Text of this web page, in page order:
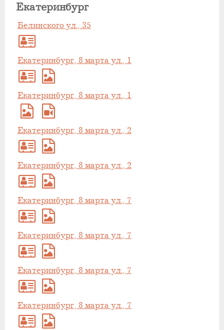
Екатеринбург
Белинского ул., 35
Екатеринбург, 8 марта ул., 1
Екатеринбург, 8 марта ул., 1
Екатеринбург, 8 марта ул., 2
Екатеринбург, 8 марта ул., 2
Екатеринбург, 8 марта ул., 7
Екатеринбург, 8 марта ул., 7
Екатеринбург, 8 марта ул., 7
Екатеринбург, 8 марта ул., 7